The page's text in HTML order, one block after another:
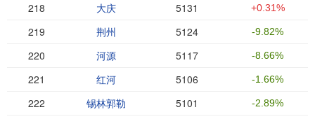
218 大庆 5131 +0.31%
219 荆州 5124 -9.82%
220 河源 5117 -8.66%
221 红河 5106 -1.66%
222 锡林郭勒 5101 -2.89%